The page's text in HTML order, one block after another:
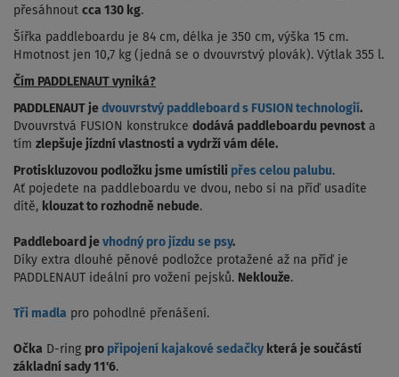
přesáhnout cca 130 kg.
Šířka paddleboardu je 84 cm, délka je 350 cm, výška 15 cm.
Hmotnost jen 10,7 kg (jedná se o dvouvrstvý plovák). Výtlak 355 l.
Čím PADDLENAUT vyniká?
PADDLENAUT je dvouvrstvý paddleboard s FUSION technologií.
Dvouvrstvá FUSION konstrukce dodává paddleboardu pevnost a
tím zlepšuje jízdní vlastnosti a vydrží vám déle.
Protiskluzovou podložku jsme umístili přes celou palubu.
Ať pojedete na paddleboardu ve dvou, nebo si na příď usadíte
dítě, klouzat to rozhodně nebude.
Paddleboard je vhodný pro jízdu se psy.
Díky extra dlouhé pěnové podložce protažené až na příď je
PADDLENAUT ideální pro vožení pejsků. Neklouže.
Tři madla pro pohodlné přenášení.
Očka D-ring pro připojení kajakové sedačky která je součástí
základní sady 11'6.